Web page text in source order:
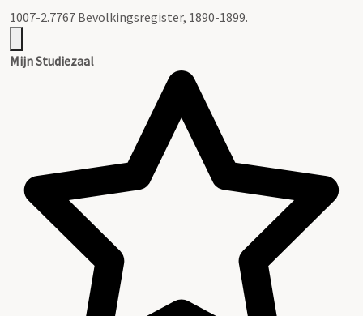
1007-2.7767 Bevolkingsregister, 1890-1899.
Mijn Studiezaal